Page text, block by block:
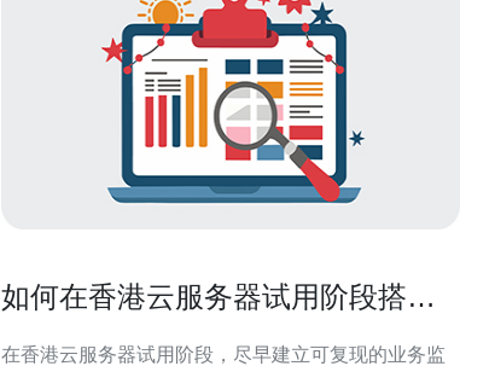
如何在香港云服务器试用阶段搭建
在香港云服务器试用阶段，尽早建立可复现的业务监